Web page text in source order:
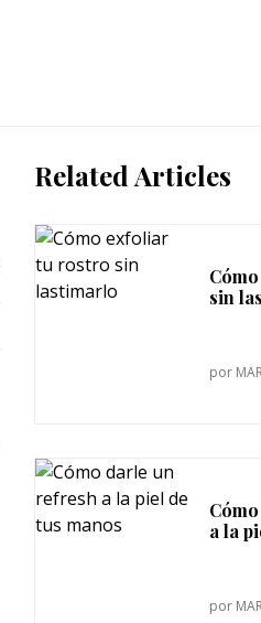
Related Articles
sin
por
a la
por